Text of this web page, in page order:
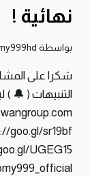
نهائية !
بواسطة
شكرا على
التنبيهات ( 🔔